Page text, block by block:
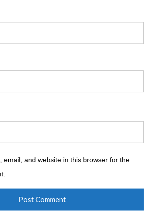
email, and website in this browser for the